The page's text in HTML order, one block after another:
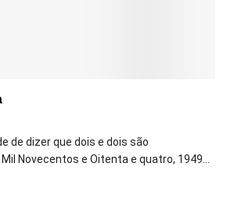
de dizer que dois e dois são
Novecentos e Oitenta e quatro, 1949...